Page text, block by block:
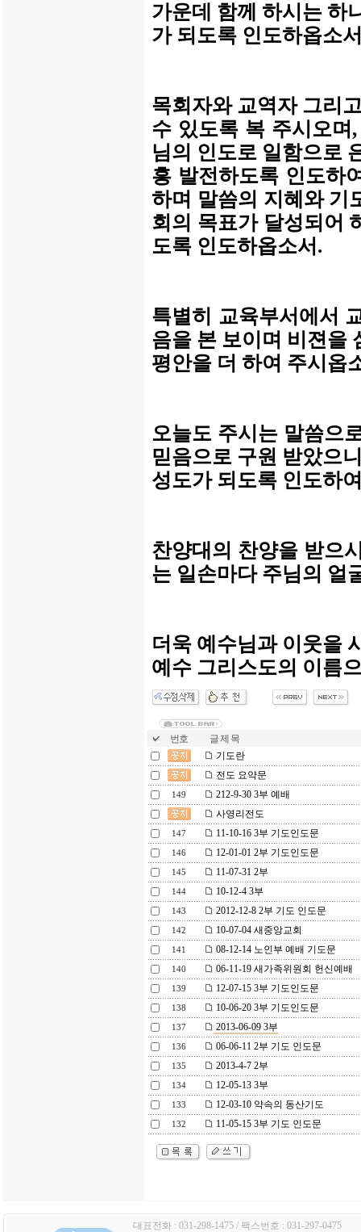
가운데 함께 하시는 하
가 되도록 인도하옵소
목회자와 교역자 그리
수 있도록 복 주시오
님의 인도로 일함으로
흥 발전하도록 인도하
하며 말씀의 지혜와 기
회의 목표가 달성되어
도록 인도하옵소서.
특별히 교육부서에서
음을 본 보이며 비젼을
평안을 더 하여 주시옵
오늘도 주시는 말씀으
믿음으로 구원 받았으
성도가 되도록 인도하
찬양대의 찬양을 받으
는 일손마다 주님의 얼
더욱 예수님과 이웃을
예수 그리스도의 이름
번호
글 제 목
기도란
전도 요약문
149
212-9-30 3부 예배
사영리전도
147 11-10-16 3부 기도인도문
146 12-01-01 2부 기도인도문
145 11-07-31 2부
144 10-12-4 3부
143 2012-12-8 2부 기도 인도문
142 10-07-04 새중앙교회
141 08-12-14 노인부 예배 기도문
140 06-11-19 새가족위원회 헌신예배
139 12-07-15 3부 기도인도문
138 10-06-20 3부 기도인도문
137 2013-06-09 3부
136 06-06-11 2부 기도 인도문
135 2013-4-7 2부
134 12-05-13 3부
133 12-03-10 약속의 동산기도
132 11-05-15 3부 기도 인도문
대표전화 : 031-298-1475 / 팩스번호 : 031-297-0475